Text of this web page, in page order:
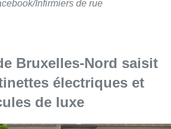
Infirmiers de rue
Bruxelles-Nord saisit
électriques et
de luxe